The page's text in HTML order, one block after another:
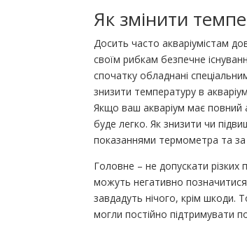
Як змінити
Досить часто акваріумістам
своїм рибкам безпечне
спочатку обладнані
знизити температуру в
Якщо ваш акваріум має повний
буде легко. Як знизити чи
показаннями термометра та
Головне – не допускати різких
можуть негативно
завдадуть нічого, крім шкоди.
могли постійно підтримувати